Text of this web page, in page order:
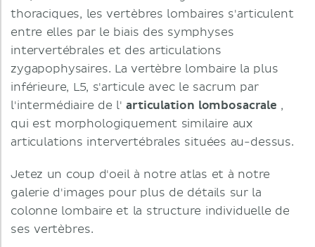
thoraciques, les vertèbres lombaires s'articulent
entre elles par le biais des symphyses
intervertébrales et des articulations
zygapophysaires. La vertèbre lombaire la plus
inférieure, L5, s'articule avec le sacrum par
l'intermédiaire de l'articulation lombosacrale ,
qui est morphologiquement similaire aux
articulations intervertébrales situées au-dessus.
Jetez un coup d'oeil à notre atlas et à notre
galerie d'images pour plus de détails sur la
colonne lombaire et la structure individuelle de
ses vertèbres.